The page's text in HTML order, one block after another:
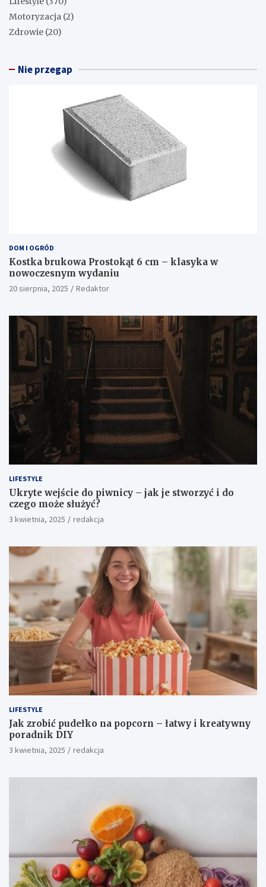
Motoryzacja (2)
Zdrowie (20)
Nie przegap
DOM I OGRÓD
Kostka brukowa Prostokąt 6 cm – klasyka w
nowoczesnym wydaniu
20 sierpnia, 2025 Redaktor
LIFESTYLE
Ukryte wejście do piwnicy – jak je stworzyć i do
czego może służyć?
3 kwietnia, 2025 redakcja
LIFESTYLE
Jak zrobić pudełko na popcorn – łatwy i kreatywny
poradnik DIY
3 kwietnia, 2025 redakcja